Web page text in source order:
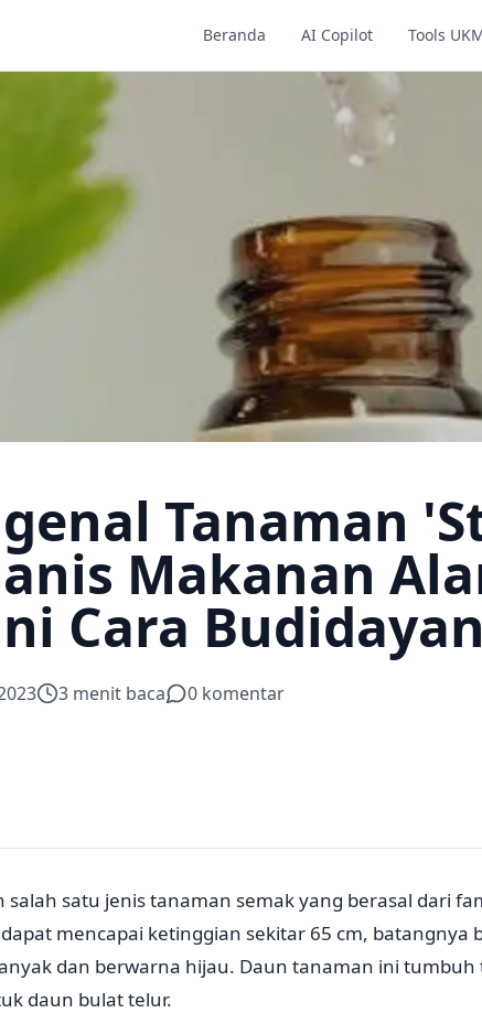
Beranda AI Copilot Tools
Tanaman
Makanan
Cara
3 menit baca 0 komentar
salah satu jenis tanaman semak yang berasal dari
mencapai ketinggian sekitar 65 cm, batangnya
dan berwarna hijau. Daun tanaman ini
daun bulat telur.